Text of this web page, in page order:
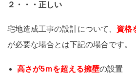
２・・・正しい
宅地造成工事の設計について、 資格
が必要な場合とは下記の場合です。
高さが5ｍを超える擁壁の設置